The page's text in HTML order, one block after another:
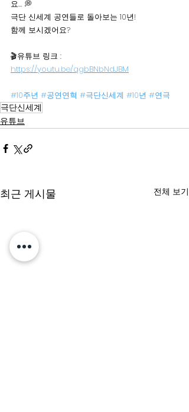
요… 💭
극단 신세계 공연들로 돌아보는 10년!
함께 보시겠어요?
🎬유튜브 링크 :
https://youtu.be/qgbBNbNdJBM
#10주년 #공연연혁 #극단신세계 #10년 #연극
극단신세계
유튜브
최근 게시물 전체 보기